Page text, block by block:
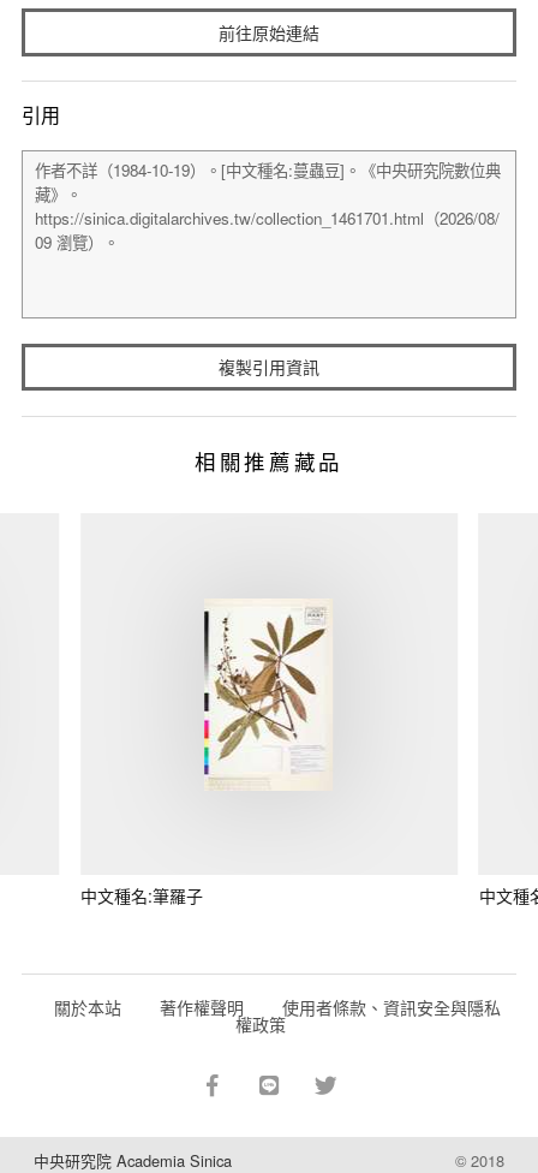
前往原始連結
引用
複製引用資訊
相關推薦藏品
中文種名:筆羅子 中文種
關於本站 著作權聲明 使用者條款、資訊安全與隱私
權政策
中央研究院 Academia Sinica © 2018